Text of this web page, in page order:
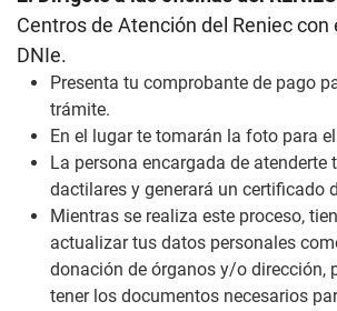
Centros de Atención del Reniec con
DNIe.
Presenta tu comprobante de pago
trámite.
En el lugar te tomarán la foto para el
La persona encargada de atenderte
dactilares y generará un certificado
Mientras se realiza este proceso,
actualizar tus datos personales
donación de órganos y/o dirección,
tener los documentos necesarios